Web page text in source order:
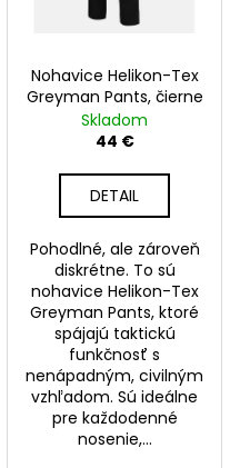
Nohavice Helikon-Tex
Greyman Pants, čierne
Skladom
44 €
DETAIL
Pohodlné, ale zároveň
diskrétne. To sú
nohavice Helikon-Tex
Greyman Pants, ktoré
spájajú taktickú
funkčnosť s
nenápadným, civilným
vzhľadom. Sú ideálne
pre každodenné
nosenie,...